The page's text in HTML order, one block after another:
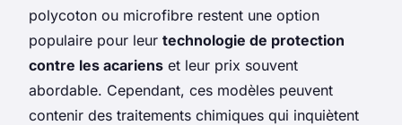
polycoton ou microfibre restent une option
populaire pour leur technologie de protection
contre les acariens et leur prix souvent
abordable. Cependant, ces modèles peuvent
contenir des traitements chimiques qui inquiètent